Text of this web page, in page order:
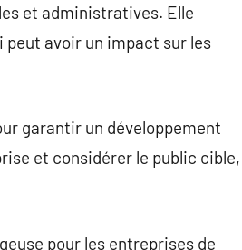
et administratives. Elle
peut avoir un impact sur les
garantir un développement
et considérer le public
pour les entreprises de